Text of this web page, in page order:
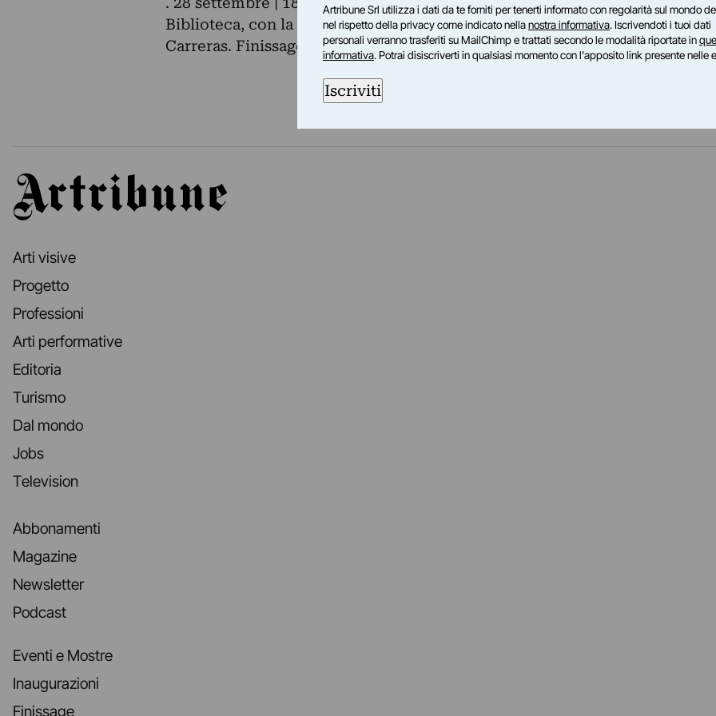
Biblioteca, con la partecipazione di Maria Elena Fantoni e Brianda
Carreras. Finissage del percorso espositivo alla Biblioteca Casanatense.
Artribune
Arti visive
Progetto
Professioni
Arti performative
Editoria
Turismo
Dal mondo
Jobs
Television
Abbonamenti
Magazine
Newsletter
Podcast
Eventi e Mostre
Inaugurazioni
Finissage
Artribune Srl utilizza i dati da te forniti per tenerti informato con regolarità sul mondo
nel rispetto della privacy come indicato nellanostra informativa. Iscrivendoti i tuoi dati
personali verranno trasferiti su MailChimp e trattati secondo le modalità riportate in
informativa. Potrai disiscriverti in qualsiasi momento con l'apposito link presente nelle
Iscriviti